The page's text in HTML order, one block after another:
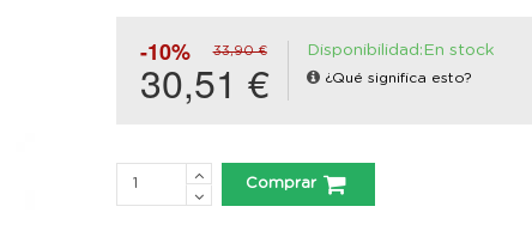
-10% 33,90 €
30,51 €
Disponibilidad:En stock
¿Qué significa esto?
Comprar